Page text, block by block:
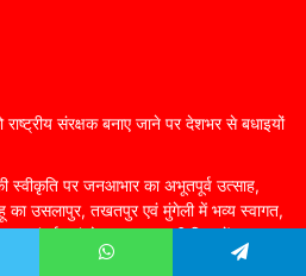
राष्ट्रीय संरक्षक बनाए जाने पर देशभर से बधाइयों
स्वीकृति पर जनआभार का अभूतपूर्व उत्साह,
का उसलापुर, तखतपुर एवं मुंगेली में भव्य स्वागत,